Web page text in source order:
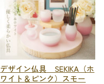
デザイン仏具 SEKIKA（ホ
ワイト＆ピンク）スモー